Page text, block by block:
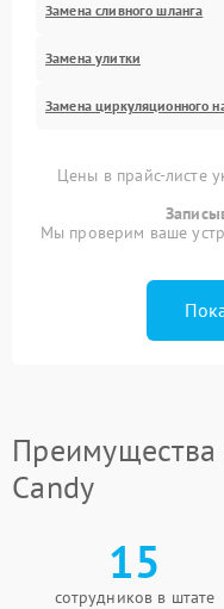
Замена сливного шланга
Замена улитки
Замена циркуляционного
Цены в прайс-листе
Мы проверим ваше
Преимущества
Candy
15
сотрудников в штате